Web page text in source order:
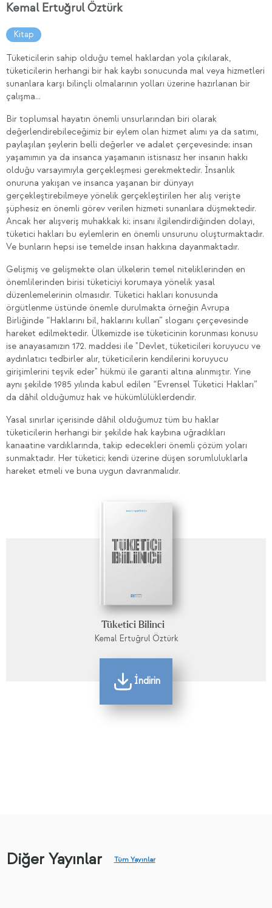
Kemal Ertuğrul Öztürk
Kitap
Tüketicilerin sahip olduğu temel haklardan yola çıkılarak,
tüketicilerin herhangi bir hak kaybı sonucunda mal veya hizmetleri
sunanlara karşı bilinçli olmalarının yolları üzerine hazırlanan bir
çalışma…
Bir toplumsal hayatın önemli unsurlarından biri olarak
değerlendirebileceğimiz bir eylem olan hizmet alımı ya da satımı,
paylaşılan şeylerin belli değerler ve adalet çerçevesinde; insan
yaşamımın ya da insanca yaşamanın istisnasız her insanın hakkı
olduğu varsayımıyla gerçekleşmesi gerekmektedir. İnsanlık
onuruna yakışan ve insanca yaşanan bir dünyayı
gerçekleştirebilmeye yönelik gerçekleştirilen her alış verişte
şüphesiz en önemli görev verilen hizmeti sunanlara düşmektedir.
Ancak her alışveriş muhakkak ki; insanı ilgilendirdiğinden dolayı,
tüketici hakları bu eylemlerin en önemli unsurunu oluşturmaktadır.
Ve bunların hepsi ise temelde insan hakkına dayanmaktadır.
Gelişmiş ve gelişmekte olan ülkelerin temel niteliklerinden en
önemlilerinden birisi tüketiciyi korumaya yönelik yasal
düzenlemelerinin olmasıdır. Tüketici hakları konusunda
örgütlenme üstünde önemle durulmakta örneğin Avrupa
Birliğinde “Haklarını bil, haklarını kullan” sloganı çerçevesinde
hareket edilmektedir. Ülkemizde ise tüketicinin korunması konusu
ise anayasamızın 172. maddesi ile "Devlet, tüketicileri koruyucu ve
aydınlatıcı tedbirler alır, tüketicilerin kendilerini koruyucu
girişimlerini teşvik eder" hükmü ile garanti altına alınmıştır. Yine
aynı şekilde 1985 yılında kabul edilen “Evrensel Tüketici Hakları”
da dâhil olduğumuz hak ve hükümlülüklerdendir.
Yasal sınırlar içerisinde dâhil olduğumuz tüm bu haklar
tüketicilerin herhangi bir şekilde hak kaybına uğradıkları
kanaatine vardıklarında, takip edecekleri önemli çözüm yoları
sunmaktadır. Her tüketici; kendi üzerine düşen sorumluluklarla
hareket etmeli ve buna uygun davranmalıdır.
Tüketici Bilinci
Kemal Ertuğrul Öztürk
İndirin
Diğer Yayınlar Tüm Yayınlar